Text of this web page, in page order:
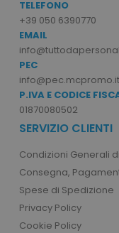
TELEFONO
+39 050 6390770
EMAIL
PEC
info@pec.mcpromo.it
P.IVA E CODICE
01870080502
SERVIZIO CLIENTI
Condizioni Generali
Consegna,
Spese di Spedizione
Privacy Policy
Cookie Policy
funzionalità
Il sito web
Nome
utm_source
mage-